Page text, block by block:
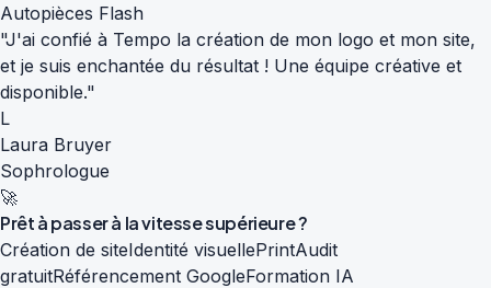
Autopièces Flash
"J'ai confié à Tempo la création de mon logo et mon site,
et je suis enchantée du résultat ! Une équipe créative et
disponible."
L
Laura Bruyer
Sophrologue
🚀
Prêt à passer à lavitesse supérieure?
Création de siteIdentité visuellePrintAudit
gratuitRéférencement GoogleFormation IA